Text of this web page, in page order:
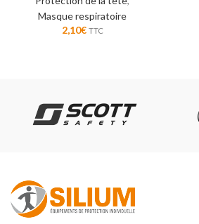
Masque respiratoire
2,10€ TTC